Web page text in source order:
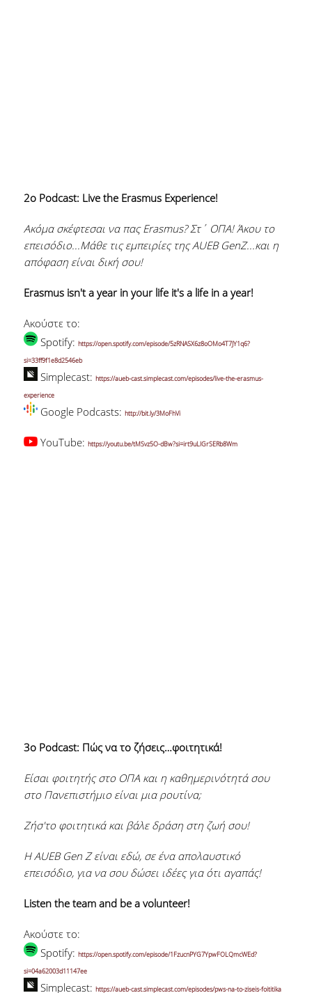
2o Podcast: Live the Erasmus Experience!
Ακόμα σκέφτεσαι να πας Erasmus? Στ΄ ΟΠΑ! Άκου το
επεισόδιο...Μάθε τις εμπειρίες της AUEB GenZ...και η
απόφαση είναι δική σου!
Erasmus isn't a year in your life it's a life in a year!
Ακούστε το:
Spotify: https://open.spotify.com/episode/5zRNASX6z8oOMo4T7JY1q6?
si=33ff9f1e8d2546eb
Simplecast: https://aueb-cast.simplecast.com/episodes/live-the-erasmus-
experience
Google Podcasts: http://bit.ly/3MoFhVi
YouTube: https://youtu.be/tMSvz5O-dBw?si=irt9uLlGrSERb8Wm
3o Podcast: Πώς να το ζήσεις…φοιτητικά!
Είσαι φοιτητής στο ΟΠΑ και η καθημερινότητά σου
στο Πανεπιστήμιο είναι μια ρουτίνα;
Ζήσ'το φοιτητικά και βάλε δράση στη ζωή σου!
Η AUEB Gen Z είναι εδώ, σε ένα απολαυστικό
επεισόδιο, για να σου δώσει ιδέες για ότι αγαπάς!
Listen the team and be a volunteer!
Ακούστε το:
Spotify: https://open.spotify.com/episode/1FzucnPYG7YpwFOLQmcWEd?
si=04a62003d11147ee
Simplecast: https://aueb-cast.simplecast.com/episodes/pws-na-to-ziseis-foititika